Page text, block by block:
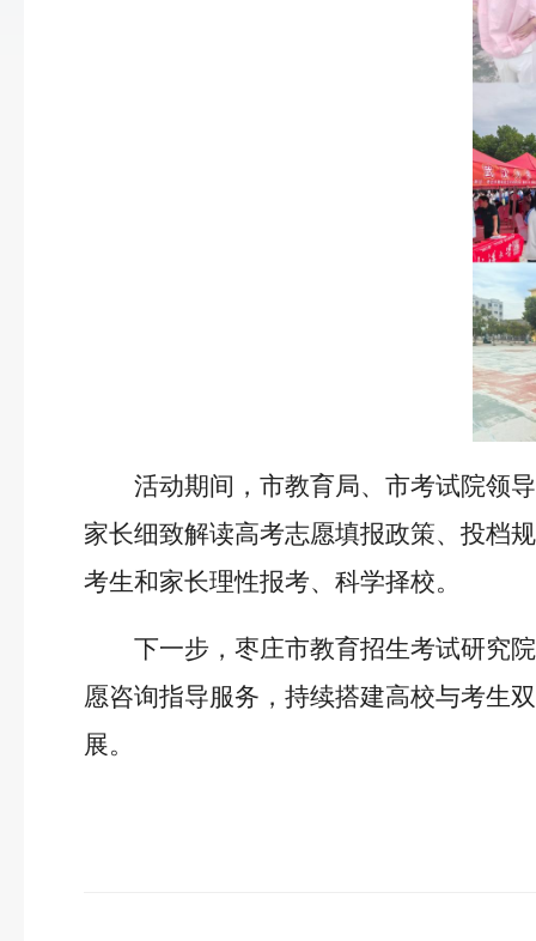
活动期间，市教育局、市考试院领
家长细致解读高考志愿填报政策、投档
考生和家长理性报考、科学择校。
下一步，枣庄市教育招生考试研究
愿咨询指导服务，持续搭建高校与考生
展。